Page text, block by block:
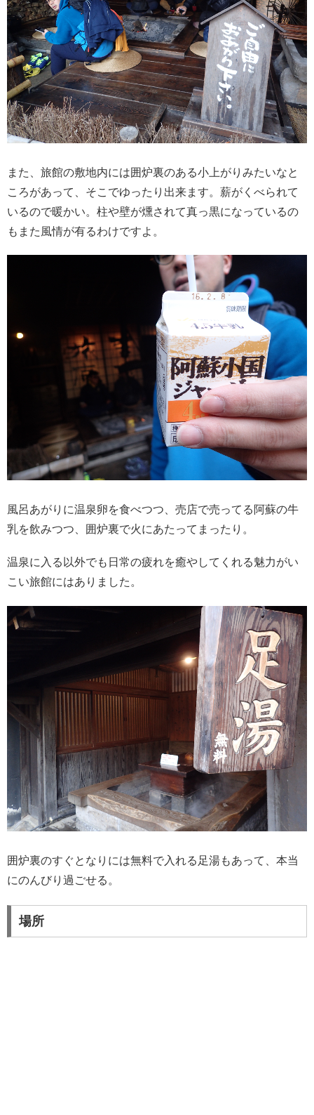
また、旅館の敷地内には囲炉裏のある小上がりみたいなと
ころがあって、そこでゆったり出来ます。薪がくべられて
いるので暖かい。柱や壁が燻されて真っ黒になっているの
もまた風情が有るわけですよ。
風呂あがりに温泉卵を食べつつ、売店で売ってる阿蘇の牛
乳を飲みつつ、囲炉裏で火にあたってまったり。
温泉に入る以外でも日常の疲れを癒やしてくれる魅力がい
こい旅館にはありました。
囲炉裏のすぐとなりには無料で入れる足湯もあって、本当
にのんびり過ごせる。
場所